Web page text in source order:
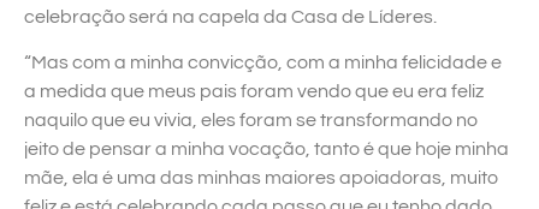
celebração será na capela da Casa de Líderes.
“Mas com a minha convicção, com a minha felicidade e
a medida que meus pais foram vendo que eu era feliz
naquilo que eu vivia, eles foram se transformando no
jeito de pensar a minha vocação, tanto é que hoje minha
mãe, ela é uma das minhas maiores apoiadoras, muito